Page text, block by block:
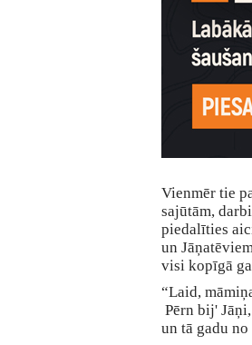
Vienmēr tie
sajūtām,
piedalīties
un
visi kopīgā
“Laid,
Pērn bij'
un tā gadu